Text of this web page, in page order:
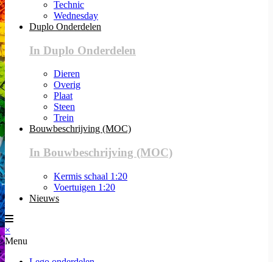
Technic
Wednesday
Duplo Onderdelen
In Duplo Onderdelen
Dieren
Overig
Plaat
Steen
Trein
Bouwbeschrijving (MOC)
In Bouwbeschrijving (MOC)
Kermis schaal 1:20
Voertuigen 1:20
Nieuws
×
Menu